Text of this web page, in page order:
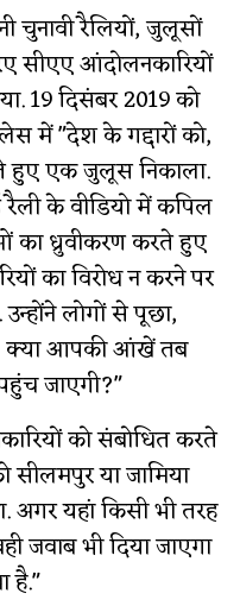
चुनावी रैलियों, जुलूसों
सीएए आंदोलनकारियों
19 दिसंबर 2019 को
में "देश के गद्दारों को,
हुए एक जुलूस निकाला.
के वीडियो में कपिल
का ध्रुवीकरण करते हुए
का विरोध न करने पर
लोगों से पूछा,
क्या आपकी आंखें तब
जाएगी?"
को संबोधित करते
या जामिया
यहां किसी भी तरह
जवाब भी दिया जाएगा
है."